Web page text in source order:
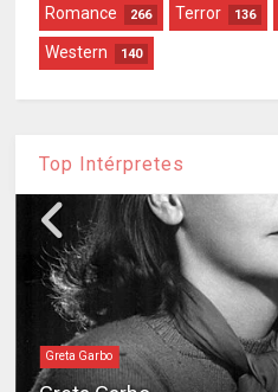
Romance 266 Terror 136
Western 140
Top Intérpretes
Greta Garbo